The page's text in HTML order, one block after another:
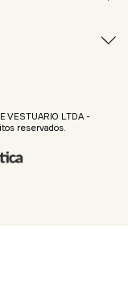
VESTUARIO LTDA -
reservados.